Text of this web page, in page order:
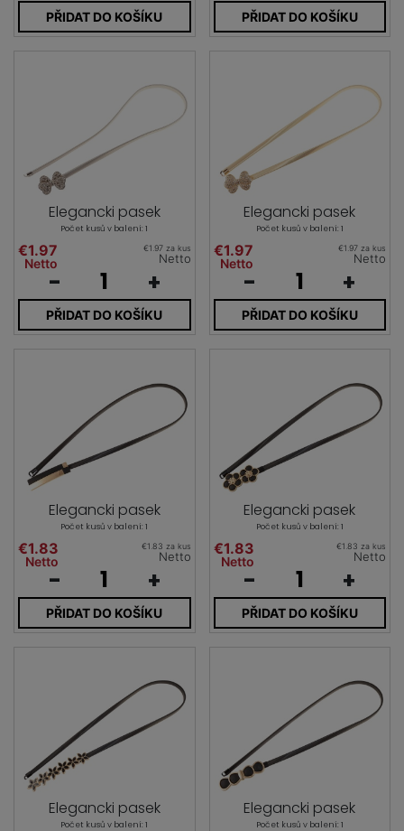
PŘIDAT DO KOŠÍKU PŘIDAT DO KOŠÍKU
Elegancki pasek
Počet kusů v balení: 1
€1.97
Netto
€1.97 za kus
Netto
- +
PŘIDAT DO KOŠÍKU
Elegancki pasek
Počet kusů v balení: 1
€1.97
Netto
€1.97 za kus
Netto
- +
PŘIDAT DO KOŠÍKU
Elegancki pasek
Počet kusů v balení: 1
€1.83
Netto
€1.83 za kus
Netto
- +
PŘIDAT DO KOŠÍKU
Elegancki pasek
Počet kusů v balení: 1
€1.83
Netto
€1.83 za kus
Netto
- +
PŘIDAT DO KOŠÍKU
Elegancki pasek
Počet kusů v balení: 1
Elegancki pasek
Počet kusů v balení: 1